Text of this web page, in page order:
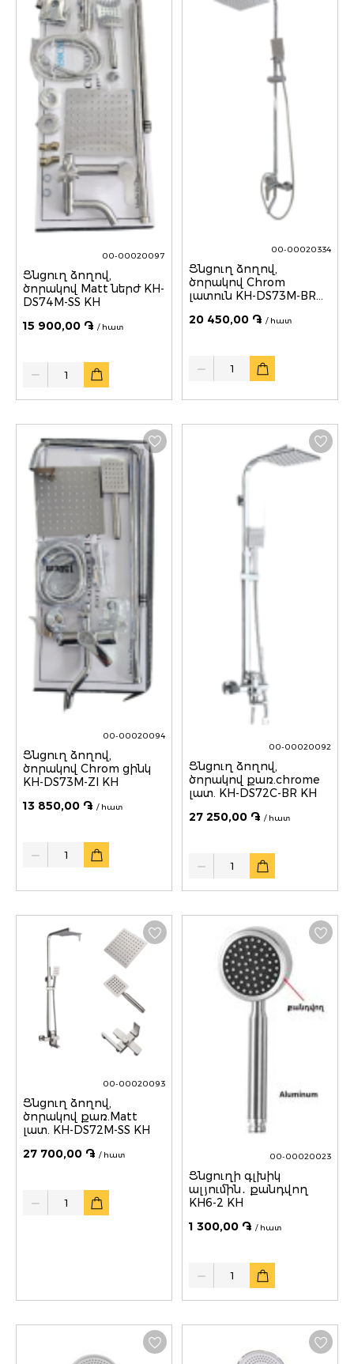
00-00020097
Ցնցուղ ձողով,
ծորակով Matt ներժ KH-
DS74M-SS KH
15 900,00 ֏ / հատ
Quantity
00-00020334
Ցնցուղ ձողով,
ծորակով Chrom
լատուն KH-DS73M-BR
20 450,00 ֏ / հատ
Quantity
00-00020094
Ցնցուղ ձողով,
ծորակով Chrom ցինկ
KH-DS73M-ZI KH
13 850,00 ֏ / հատ
Quantity
00-00020092
Ցնցուղ ձողով,
ծորակով քառ.chrome
լատ. KH-DS72C-BR KH
27 250,00 ֏ / հատ
00-00020093
Ցնցուղ ձողով,
ծորակով քառ.Matt
լատ. KH-DS72M-SS KH
27 700,00 ֏ / հատ 00-00020023
Ցնցուղի գլխիկ
ալյումին․ քանդվող
KH6-2 KH
1 300,00 ֏ / հատ